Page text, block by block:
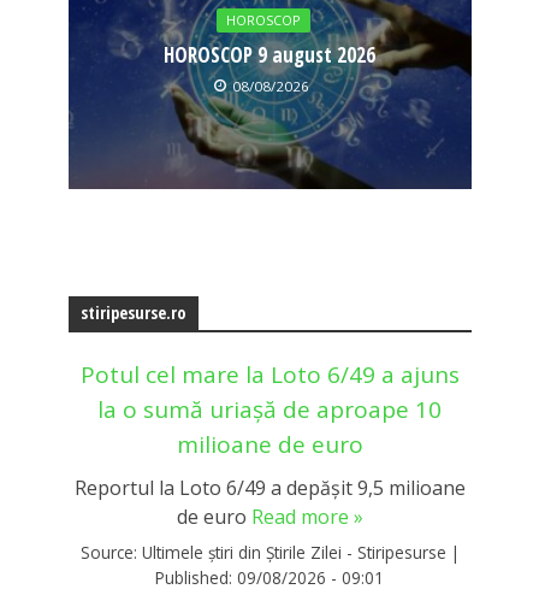
HOROSCOP
HOROSCOP 9 august 2026
08/08/2026
stiripesurse.ro
Potul cel mare la Loto 6/49 a ajuns
la o sumă uriașă de aproape 10
milioane de euro
Reportul la Loto 6/49 a depășit 9,5 milioane
de euro Read more »
Source: Ultimele știri din Știrile Zilei - Stiripesurse |
Published: 09/08/2026 - 09:01